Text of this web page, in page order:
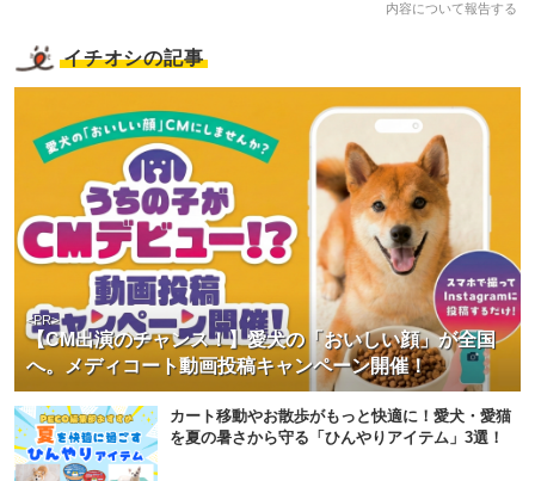
内容について報告する
イチオシの記事
【CM出演のチャンス！】愛犬の「おいしい顔」が全国
へ。メディコート動画投稿キャンペーン開催！
<PR>
カート移動やお散歩がもっと快適に！愛犬・愛猫
を夏の暑さから守る「ひんやりアイテム」3選！